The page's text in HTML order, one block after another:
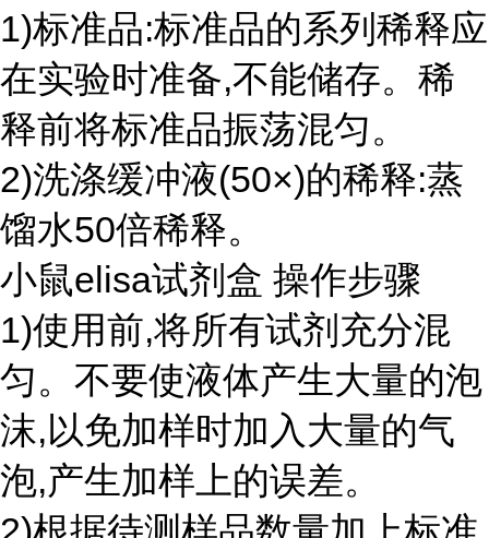
1)标准品:标准品的系列稀释应
在实验时准备,不能储存。稀
释前将标准品振荡混匀。
2)洗涤缓冲液(50×)的稀释:蒸
馏水50倍稀释。
小鼠elisa试剂盒 操作步骤
1)使用前,将所有试剂充分混
匀。不要使液体产生大量的泡
沫,以免加样时加入大量的气
泡,产生加样上的误差。